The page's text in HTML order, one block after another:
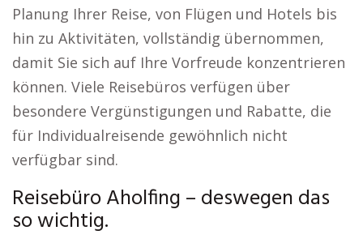
Planung Ihrer Reise, von Flügen und Hotels bis
hin zu Aktivitäten, vollständig übernommen,
damit Sie sich auf Ihre Vorfreude konzentrieren
können. Viele Reisebüros verfügen über
besondere Vergünstigungen und Rabatte, die
für Individualreisende gewöhnlich nicht
verfügbar sind.
Reisebüro Aholfing – deswegen das
so wichtig.